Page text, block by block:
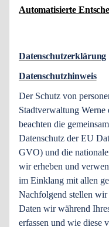
Automatisierte
Datenschutzerklärung
Datenschutzhinweis
Der Schutz von
Stadtverwaltung
beachten die
Datenschutz der EU
GVO) und die
wir erheben und
im Einklang mit allen
Nachfolgend stellen wir
Daten wir während
erfassen und wie diese